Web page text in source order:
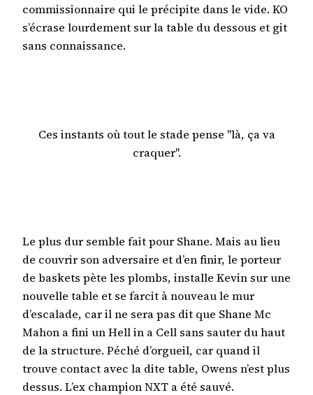
commissionnaire qui le précipite dans le vide. KO
s’écrase lourdement sur la table du dessous et git
sans connaissance.
Ces instants où tout le stade pense "là, ça va
craquer".
Le plus dur semble fait pour Shane. Mais au lieu
de couvrir son adversaire et d’en finir, le porteur
de baskets pète les plombs, installe Kevin sur une
nouvelle table et se farcit à nouveau le mur
d’escalade, car il ne sera pas dit que Shane Mc
Mahon a fini un Hell in a Cell sans sauter du haut
de la structure. Péché d’orgueil, car quand il
trouve contact avec la dite table, Owens n’est plus
dessus. L’ex champion NXT a été sauvé.